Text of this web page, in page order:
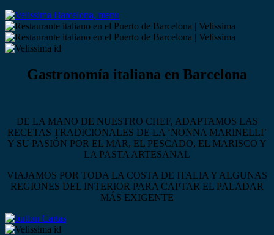
Gastronomía italiana en Barcelona
DE LA MANO DE NUESTRO CHEF, ADAPTAMOS LAS
RECETAS TRADICIONALES DE LA ‘NONNA MARINELLI’
Y SU PASIÓN POR EL MAR, EL PESCADO, EL MARISCO Y
LA PASTA ARTESANAL
VIAJAMOS POR TODA LA COSTA DE ITALIA Y ALGUNAS
REGIONES DEL INTERIOR PARA CAPTAR EL PALADAR
MÁS EXIGENTE